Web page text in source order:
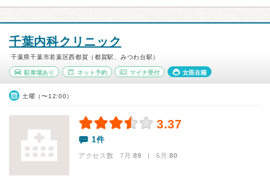
千葉内科クリニック
千葉県千葉市若葉区西都賀（都賀駅、みつわ台駅）
駐車場あり ネット予約 マイナ受付 女医在籍
土曜（〜12:00）
3.37
1件
アクセス数 7月:89 | 6月:80